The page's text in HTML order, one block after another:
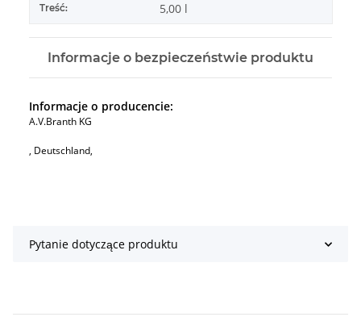
Treść: 5,00 l
Informacje o bezpieczeństwie produktu
Informacje o producencie:
A.V.Branth KG
, Deutschland,
Pytanie dotyczące produktu